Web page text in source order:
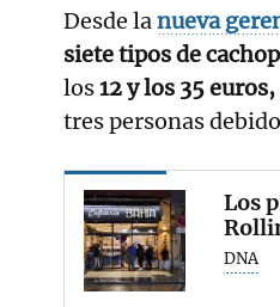
Desde lanueva
siete tipos de
los12 y los 35 euros,
tres personas
Los
DNA